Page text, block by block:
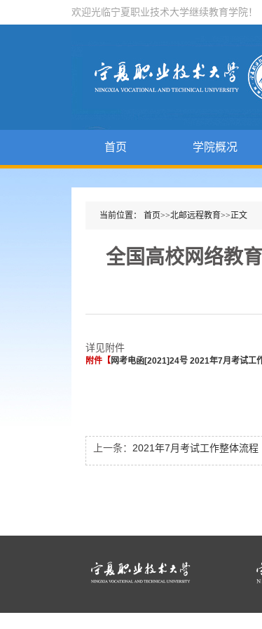
欢迎光临宁夏职业技术大学继续教育学院！
首页 学院概况
当前位置： 首页>>北邮远程教育>>正文
全国高校网络教
详见附件
附件【网考电函[2021]24号 2021年7月考试工
上一条： 2021年7月考试工作整体流程